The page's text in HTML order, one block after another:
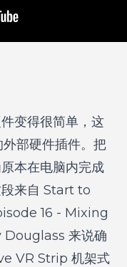
变得很简单，这
部硬件插件。把
本在电脑内完成
来自 Start to
16 - Mixing
Douglass 来说确
VR Strip 机架式